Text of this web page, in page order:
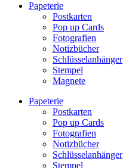
Papeterie
Postkarten
Pop up Cards
Fotografien
Notizbücher
Schlüsselanhänger
Stempel
Magnete
Papeterie
Postkarten
Pop up Cards
Fotografien
Notizbücher
Schlüsselanhänger
Stempel